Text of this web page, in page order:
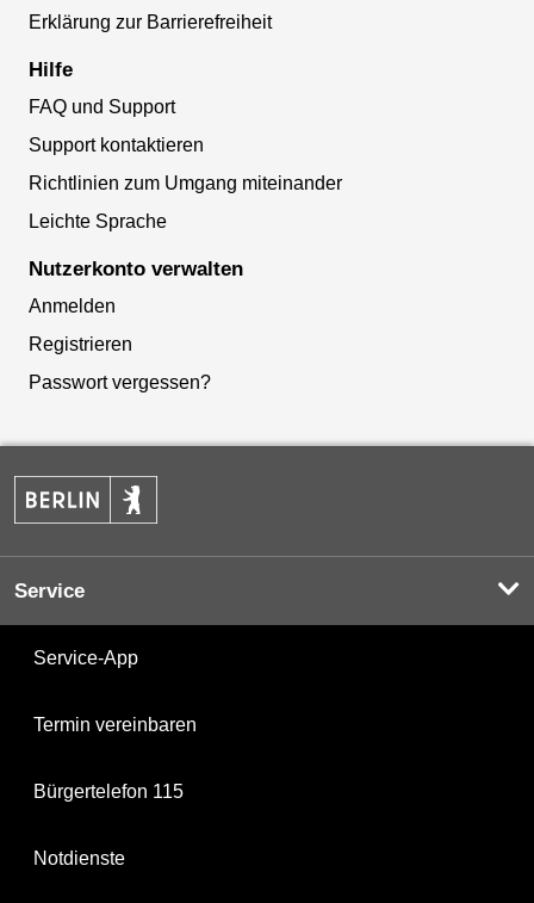
Erklärung zur Barrierefreiheit
Hilfe
FAQ und Support
Support kontaktieren
Richtlinien zum Umgang miteinander
Leichte Sprache
Nutzerkonto verwalten
Anmelden
Registrieren
Passwort vergessen?
Service
Service-App
Termin vereinbaren
Bürgertelefon 115
Notdienste